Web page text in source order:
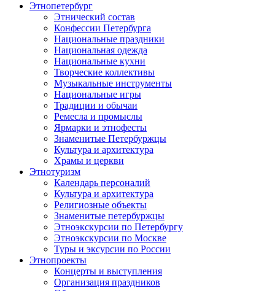
Этнопетербург
Этнический состав
Конфессии Петербурга
Национальные праздники
Национальная одежда
Национальные кухни
Творческие коллективы
Музыкальные инструменты
Национальные игры
Традиции и обычаи
Ремесла и промыслы
Ярмарки и этнофесты
Знаменитые Петербуржцы
Культура и архитектура
Храмы и церкви
Этнотуризм
Календарь персоналий
Культура и архитектура
Религиозные объекты
Знаменитые петербуржцы
Этноэкскурсии по Петербургу
Этноэкскурсии по Москве
Туры и эксурсии по России
Этнопроекты
Концерты и выступления
Организация праздников